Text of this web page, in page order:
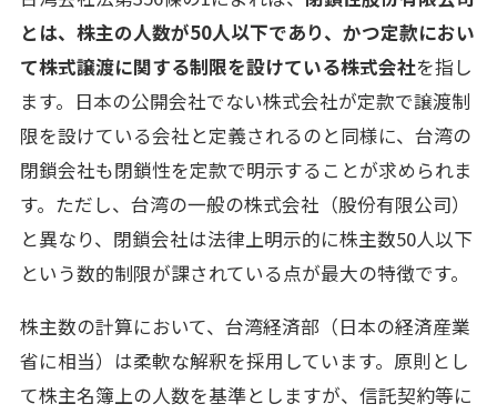
とは、株主の人数が50人以下であり、かつ定款におい
て株式譲渡に関する制限を設けている株式会社を指し
ます。日本の公開会社でない株式会社が定款で譲渡制
限を設けている会社と定義されるのと同様に、台湾の
閉鎖会社も閉鎖性を定款で明示することが求められま
す。ただし、台湾の一般の株式会社（股份有限公司）
と異なり、閉鎖会社は法律上明示的に株主数50人以下
という数的制限が課されている点が最大の特徴です。
株主数の計算において、台湾経済部（日本の経済産業
省に相当）は柔軟な解釈を採用しています。原則とし
て株主名簿上の人数を基準としますが、信託契約等に